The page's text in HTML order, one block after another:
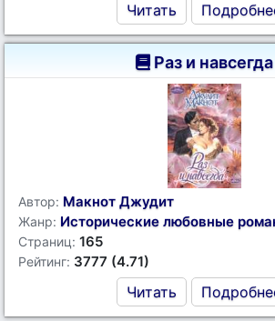
Читать
Раз и навсегда
Автор: Макнот Джудит
Жанр: Исторические любовные
Страниц: 165
Рейтинг: 3777 (4.71)
Читать